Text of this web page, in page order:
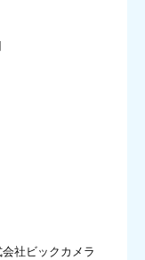
社ビックカメラ